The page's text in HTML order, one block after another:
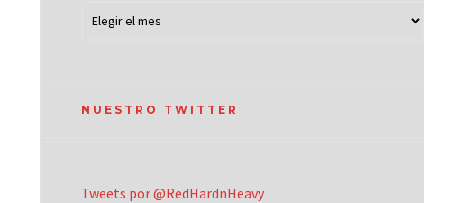
NUESTRO TWITTER
Tweets por @RedHardnHeavy